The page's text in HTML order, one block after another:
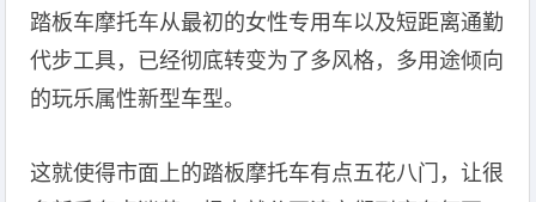
踏板车摩托车从最初的女性专用车以及短距离通勤
代步工具，已经彻底转变为了多风格，多用途倾向
的玩乐属性新型车型。
这就使得市面上的踏板摩托车有点五花八门，让很